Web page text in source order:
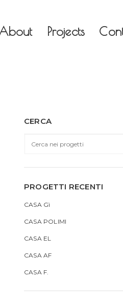
Projects
CERCA
PROGETTI RECENTI
CASA Gì
CASA POLIMI
CASA EL
CASA AF
CASA F.